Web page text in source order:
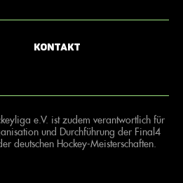
Kontakt
e.V. ist zudem verantwortlich für
und Durchführung der Final4
deutschen Hockey-Meisterschaften.